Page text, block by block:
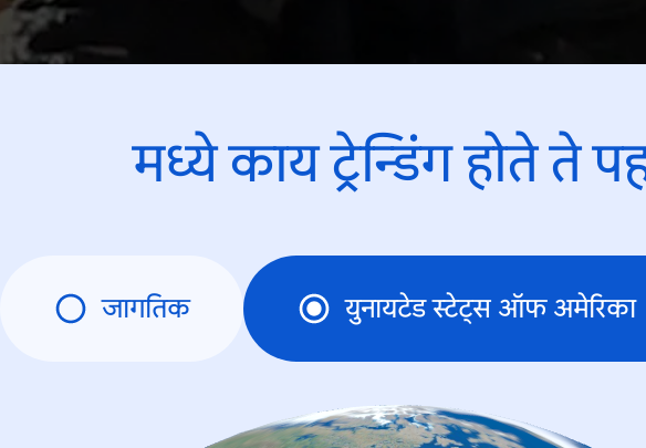
मध्ये काय ट्रेन्डिंंग होते ते
जागतिक युनायटेड स्टेट्स ऑफ अमेरिका